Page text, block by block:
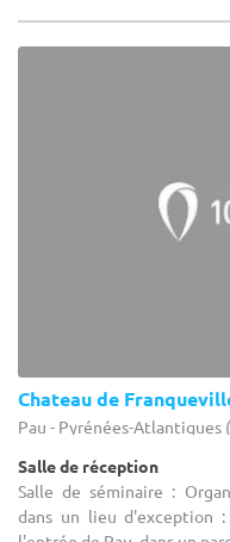
Chateau de
Pau - Pyrénées-Atlantiques
Salle de réception
Salle de séminaire :
dans un lieu d'exception